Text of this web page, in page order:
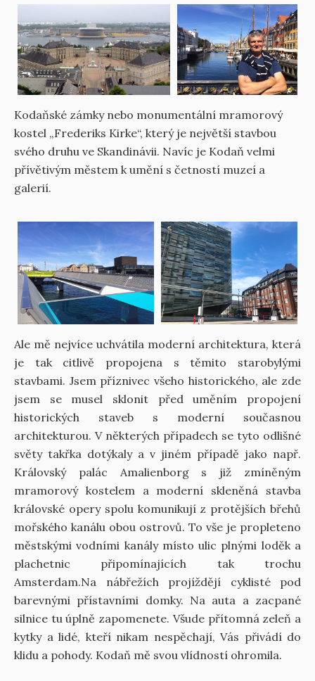
Kodaňské zámky nebo monumentální mramorový
kostel „Frederiks Kirke“, který je největší stavbou
svého druhu ve Skandinávii. Navíc je Kodaň velmi
přívětivým městem k umění s četností muzeí a
galerií.
Ale mě nejvíce uchvátila moderní architektura, která
je tak citlivě propojena s těmito starobylými
stavbami. Jsem příznivec všeho historického, ale zde
jsem se musel sklonit před uměním propojení
historických staveb s moderní současnou
architekturou. V některých případech se tyto odlišné
světy takřka dotýkaly a v jiném případě jako např.
Královský palác Amalienborg s již zmíněným
mramorový kostelem a moderní skleněná stavba
královské opery spolu komunikují z protějších břehů
mořského kanálu obou ostrovů. To vše je propleteno
městskými vodními kanály místo ulic plnými loděk a
plachetnic připomínajících tak trochu
Amsterdam.Na nábřežích projíždějí cyklisté pod
barevnými přístavními domky. Na auta a zacpané
silnice tu úplně zapomenete. Všude přítomná zeleň a
kytky a lidé, kteří nikam nespěchají, Vás přivádí do
klidu a pohody. Kodaň mě svou vlídností ohromila.